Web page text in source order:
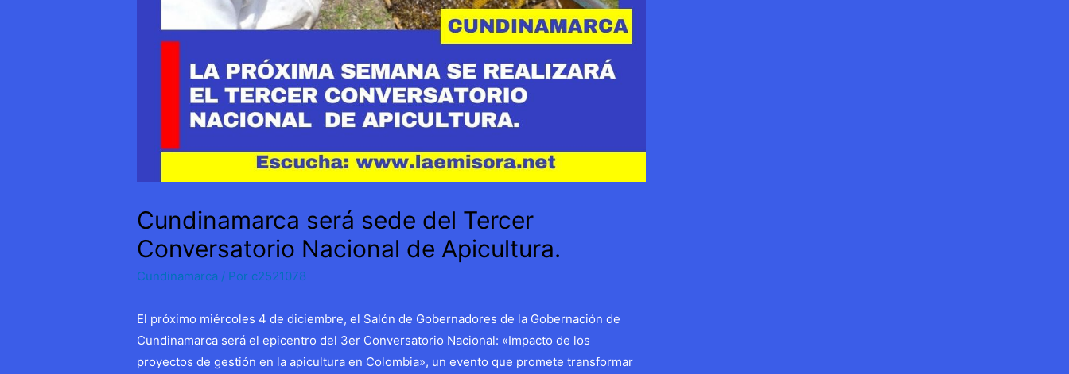
Cundinamarca será sede del Tercer
Conversatorio Nacional de Apicultura.
Cundinamarca / Por c2521078
El próximo miércoles 4 de diciembre, el Salón de Gobernadores de la Gobernación de
Cundinamarca será el epicentro del 3er Conversatorio Nacional: «Impacto de los
proyectos de gestión en la apicultura en Colombia», un evento que promete transformar